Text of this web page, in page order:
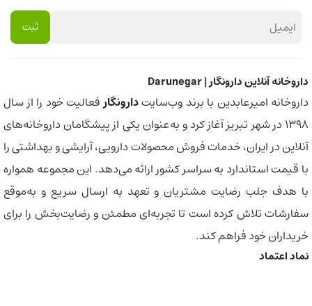
داروخانه آنلاین دارونگار | Darunegar
داروخانه امیرعابدین با برند وب‌سایتدارونگارفعالیت خود را از سال
1398 در شهر تبریز آغاز کرد و به‌عنوان یکی از پیشگامان داروخانه‌های
آنلاین در ایران، خدمات فروش محصولات دارویی، آرایشی و بهداشتی را
با قیمت استاندارد به سراسر کشور ارائه می‌دهد. این مجموعه همواره
با هدف جلب رضایت مشتریان و تعهد به ارسال سریع و به‌موقع
سفارشات تلاش کرده است تا تجربه‌ای مطمئن و رضایت‌بخش را برای
خریداران خود فراهم کند.
نماد اعتماد